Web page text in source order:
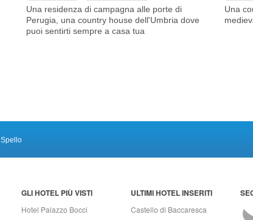
Una residenza di campagna alle porte di
Perugia, una country house dell'Umbria dove
puoi sentirti sempre a casa tua
Una
Spello
GLI HOTEL PIÙ VISTI
Hotel Palazzo Bocci
ULTIMI HOTEL INSERITI
Castello di Baccaresca